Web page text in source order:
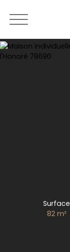
Menu
Surface
82 m²